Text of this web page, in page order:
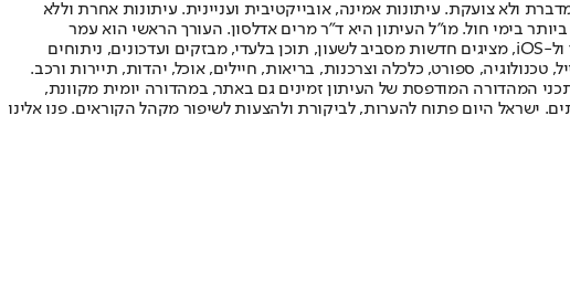
ולא צועקת. עיתונות אמינה, אובייקטיבית ועניינית. עיתונות אחרת וללא
הישראלי בעל שיעור החשיפה הגבוה ביותר בימי חול. מו"ל העיתון היא ד"ר מרים אדלסון. העורך הראשי הוא עמר
לחמנוביץ, והעורך המייסד הוא עמוס רגב. אתרי האינטרנט של "ישראל היום" בעברית ובאנגלית, כמו כן היישומונים (אפליקציות) לאנדרואיד ול-iOS, מציגים חדשות מסביב לשעון, תוכן בלעדי, מבזקים ועדכונים, ניתוחים
טכנולוגיה, ספורט, כלכלה וצרכנות, בריאות, חיילים, אוכל, יהדות, תיירות ורכב.
תכני המהדורה המודפסת של העיתון זמינים גם באתר, במהדורה יומית מקוונת,
ישראל היום פתוח להערות, לביקורת ולהצעות לשיפור מקהל הקוראים. פנו אלינו